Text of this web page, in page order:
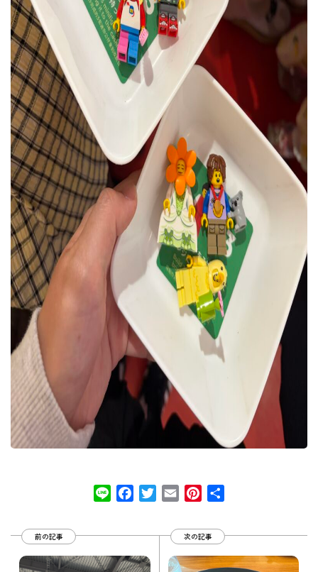
Line FacebookTwitter
Email Pinterest
前の記事 次の記事